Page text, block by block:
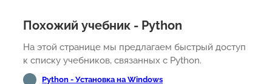
Похожий учебник - Python
На этой странице мы предлагаем быстрый доступ
к списку учебников, связанных с Python.
Python - Установка на Windows